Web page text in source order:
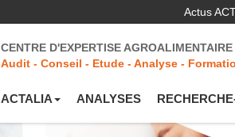
Actus
CENTRE D'EXPERTISE AGROALIMENTAIRE
Audit - Conseil - Etude - Analyse -
ACTALIA ANALYSES